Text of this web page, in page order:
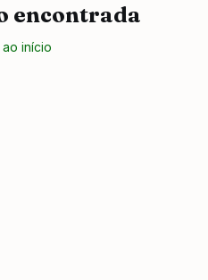
encontrada
início